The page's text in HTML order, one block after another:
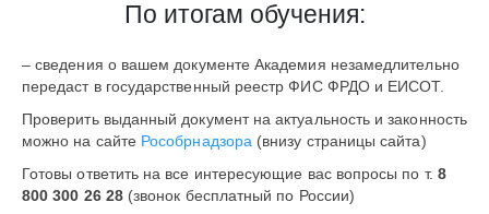
По итогам обучения:
– сведения о вашем документе Академия незамедлительно
передаст в государственный реестр ФИС ФРДО и ЕИСОТ.
Проверить выданный документ на актуальность и законность
можно на сайте Рособрнадзора (внизу страницы сайта)
Готовы ответить на все интересующие вас вопросы по т. 8
800 300 26 28(звонок бесплатный по России)